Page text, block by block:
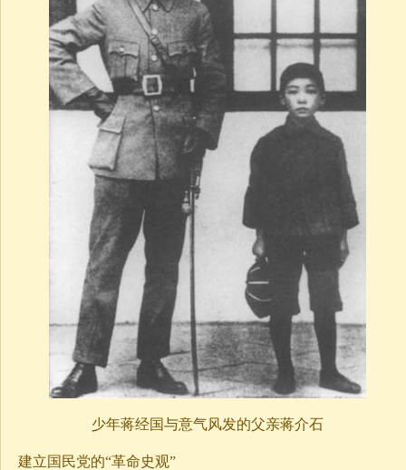
少年蒋经国与意气风发的父亲蒋介石
建立国民党的“革命史观”